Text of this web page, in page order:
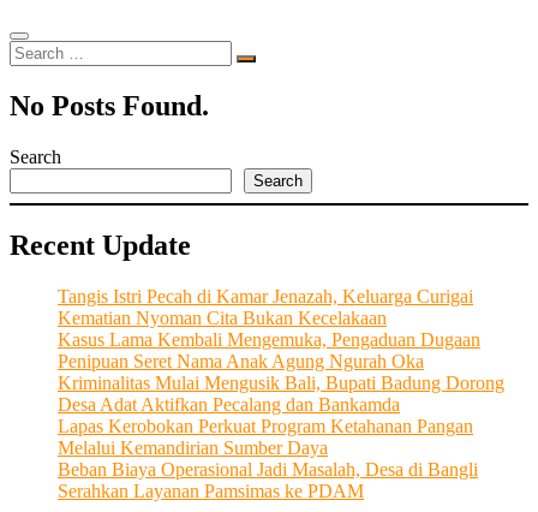
Search
…
No Posts Found.
Search
Search
Recent Update
Tangis Istri Pecah di Kamar Jenazah, Keluarga Curigai
Kematian Nyoman Cita Bukan Kecelakaan
Kasus Lama Kembali Mengemuka, Pengaduan Dugaan
Penipuan Seret Nama Anak Agung Ngurah Oka
Kriminalitas Mulai Mengusik Bali, Bupati Badung Dorong
Desa Adat Aktifkan Pecalang dan Bankamda
Lapas Kerobokan Perkuat Program Ketahanan Pangan
Melalui Kemandirian Sumber Daya
Beban Biaya Operasional Jadi Masalah, Desa di Bangli
Serahkan Layanan Pamsimas ke PDAM